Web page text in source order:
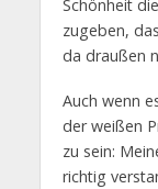
Schönheit
zugeben,
da draußen
Auch wenn
der weißen
zu sein:
richtig